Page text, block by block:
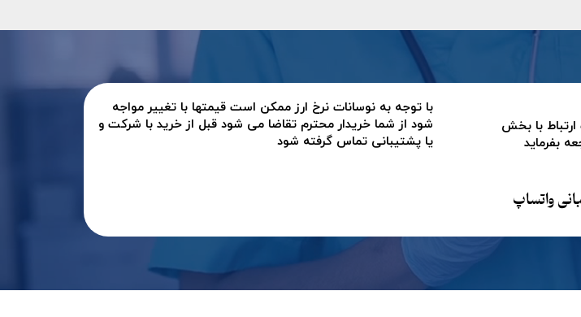
با بخش
بفرماید
واتساپ
با توجه به نوسانات نرخ ارز ممکن است قیمتها با تغییر مواجه
شود از شما خریدار محترم تقاضا می شود قبل از خرید با شرکت و
یا پشتیبانی تماس گرفته شود